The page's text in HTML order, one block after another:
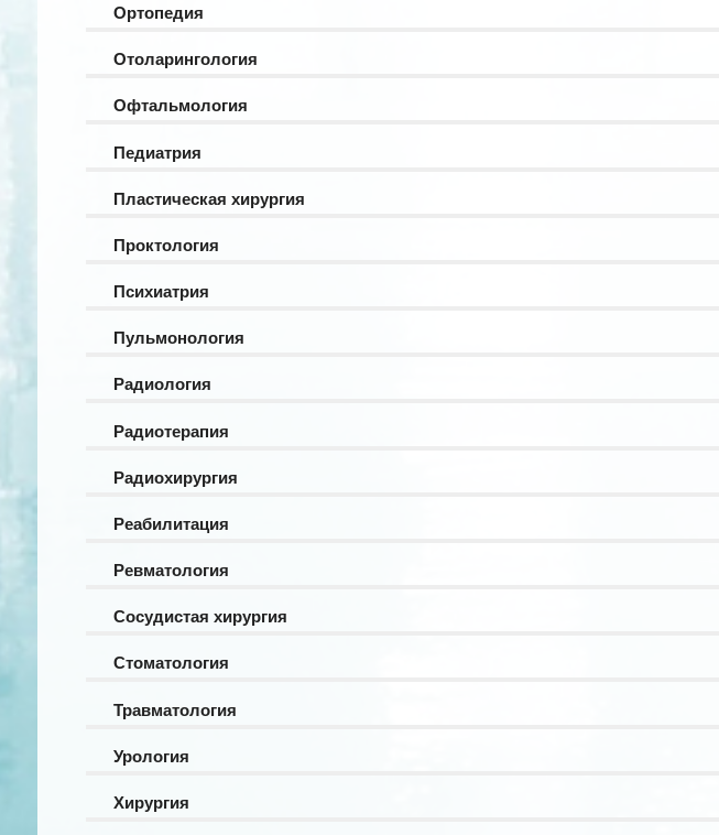
Ортопедия
Отоларингология
Офтальмология
Педиатрия
Пластическая хирургия
Проктология
Психиатрия
Пульмонология
Радиология
Радиотерапия
Радиохирургия
Реабилитация
Ревматология
Сосудистая хирургия
Стоматология
Травматология
Урология
Хирургия